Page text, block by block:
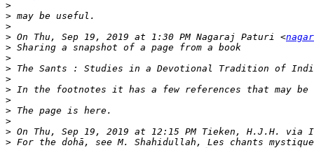
>
>
>
> On Thu, Sep 19, 2019 at 1:30 PM Nagaraj Paturi <
>
>
>
>
>
>
>
>
> On Thu, Sep 19, 2019 at 12:15 PM Tieken, H.J.H. via
>